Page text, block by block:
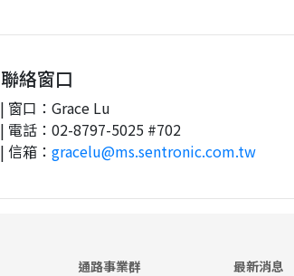
聯絡窗口
| 窗口：Grace Lu
| 電話：02-8797-5025 #702
| 信箱： gracelu@ms.sentronic.com.tw
通路事業群
最新消息